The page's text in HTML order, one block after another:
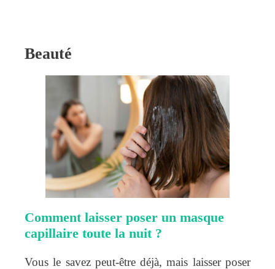
Beauté
Comment laisser poser un masque
capillaire toute la nuit ?
Vous le savez peut-être déjà, mais laisser poser